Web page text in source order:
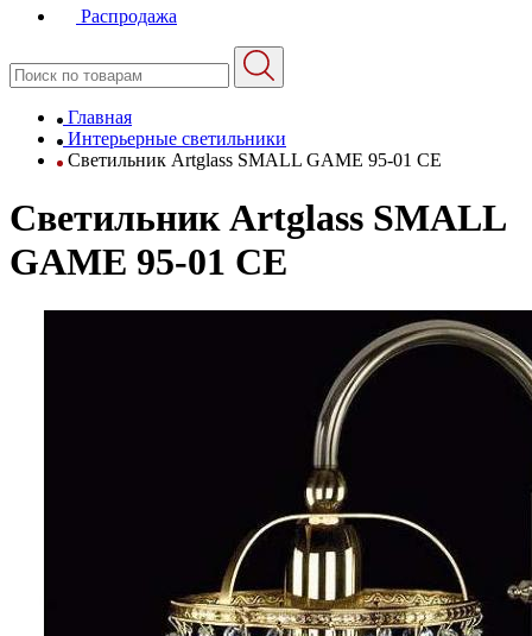
Распродажа
Главная
Интерьерные светильники
Светильник Artglass SMALL GAME 95-01 CE
Светильник Artglass SMALL
GAME 95-01 CE